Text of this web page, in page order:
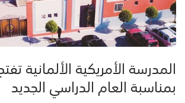
المدرسة الأمريكية الألمانية
بمناسبة العام الدراسي الجديد